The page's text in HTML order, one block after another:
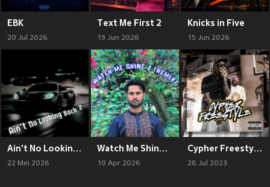
EBK
20 Jul 2026
Text Me First 2
19 Jun 2026
Knicks in Five
15 Jun 2026
Ain't No Looking Back 2
22 Mei 2026
Watch Me Shine 2 (Remix)
10 Apr 2026
Cypher Freestyle (Explicit)
28 Jul 2023